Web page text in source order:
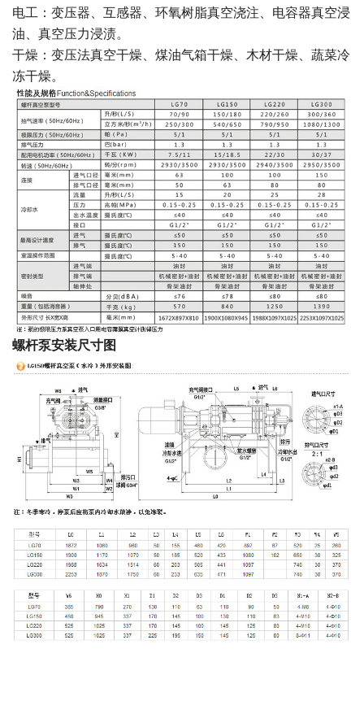
电工：变压器、互感器、环氧树脂真空浇注、电容器真空浸
油、真空压力浸渍。
干燥：变压法真空干燥、煤油气箱干燥、木材干燥、蔬菜冷
冻干燥。
螺杆泵安装尺寸图